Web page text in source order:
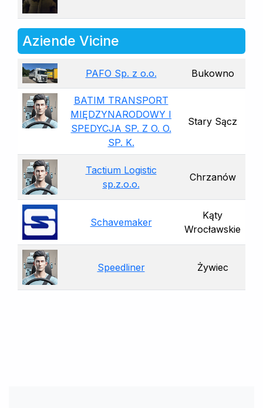
Aziende Vicine
PAFO Sp. z o.o. Bukowno
BATIM TRANSPORT
MIĘDZYNARODOWY I
SPEDYCJA SP. Z O. O.
SP. K.
Stary Sącz
Tactium Logistic
sp.z.o.o.
Chrzanów
Schavemaker
Kąty
Wrocławskie
Speedliner Żywiec